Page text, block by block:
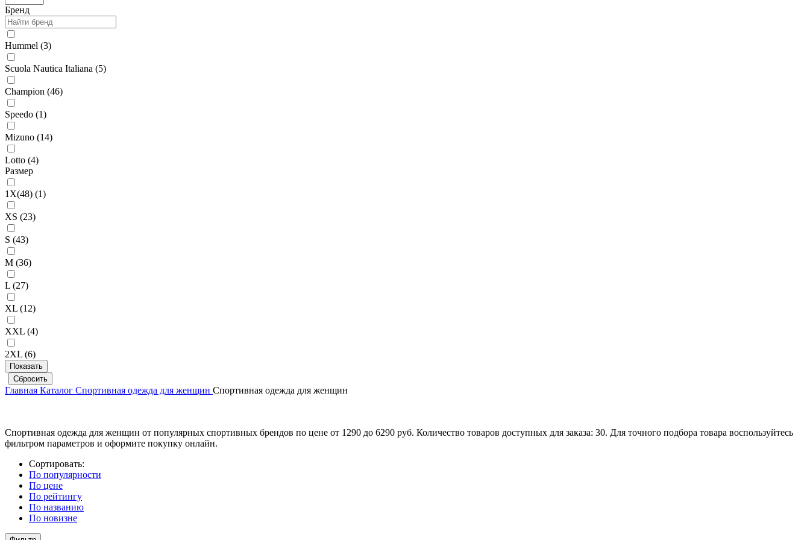
Бренд
Hummel (3)
Scuola Nautica Italiana (5)
Champion (46)
Speedo (1)
Mizuno (14)
Lotto (4)
Размер
1X(48) (1)
XS (23)
S (43)
M (36)
L (27)
XL (12)
XXL (4)
2XL (6)
Главная Каталог Спортивная одежда для женщин Спортивная одежда для женщин
Спортивная одежда для женщин от популярных спортивных брендов по цене от 1290 до 6290 руб. Количество товаров доступных для заказа: 30. Для точного подбора товара воспользуйтесь
фильтром параметров и оформите покупку онлайн.
Сортировать:
По популярности
По цене
По рейтингу
По названию
По новизне